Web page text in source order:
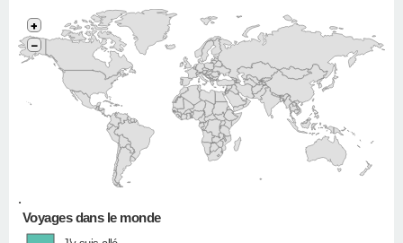
•
+
−
Voyages dans le monde